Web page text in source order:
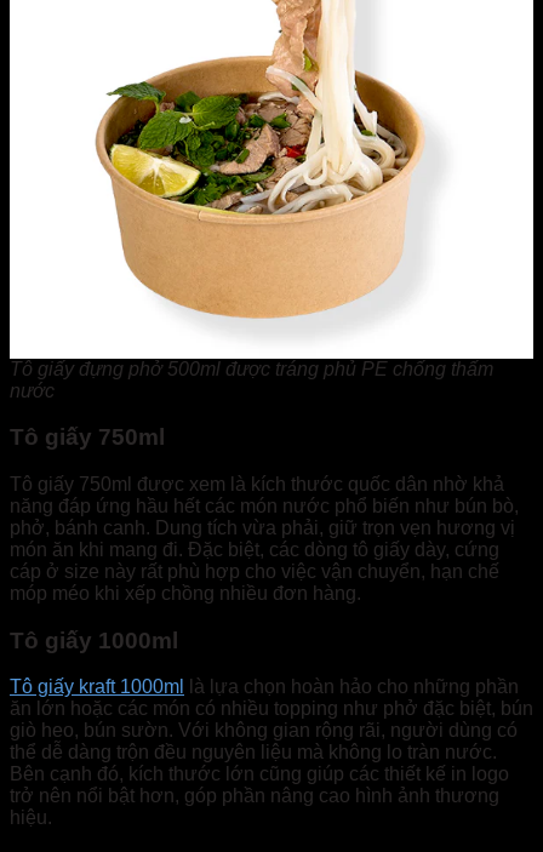
Tô giấy đựng phở 500ml được tráng phủ PE chống thấm
nước
Tô giấy 750ml
Tô giấy 750ml được xem là kích thước quốc dân nhờ khả
năng đáp ứng hầu hết các món nước phổ biến như bún bò,
phở, bánh canh. Dung tích vừa phải, giữ trọn vẹn hương vị
món ăn khi mang đi. Đặc biệt, các dòng tô giấy dày, cứng
cáp ở size này rất phù hợp cho việc vận chuyển, hạn chế
móp méo khi xếp chồng nhiều đơn hàng.
Tô giấy 1000ml
Tô giấy kraft 1000ml
là lựa chọn hoàn hảo cho những phần
ăn lớn hoặc các món có nhiều topping như phở đặc biệt, bún
giò heo, bún sườn. Với không gian rộng rãi, người dùng có
thể dễ dàng trộn đều nguyên liệu mà không lo tràn nước.
Bên cạnh đó, kích thước lớn cũng giúp các thiết kế in logo
trở nên nổi bật hơn, góp phần nâng cao hình ảnh thương
hiệu.